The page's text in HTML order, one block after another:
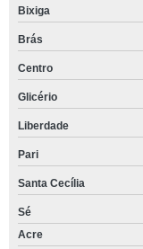
Bixiga
Brás
Centro
Glicério
Liberdade
Pari
Santa Cecília
Sé
Acre